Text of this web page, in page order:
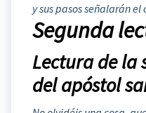
y sus pasos señalarán el
Segunda
Lectura de la
del apóstol